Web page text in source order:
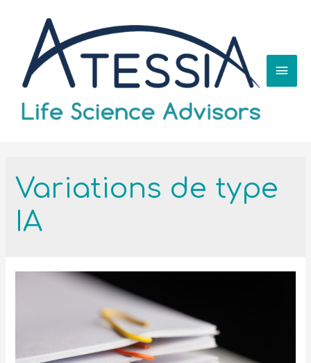
Variations de type
IA